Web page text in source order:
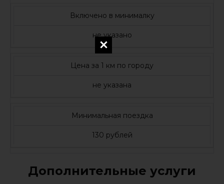
Включено в минималку
не указано
Цена за 1 км по городу
не указана
Минимальная поездка
130 рублей
Дополнительные услуги